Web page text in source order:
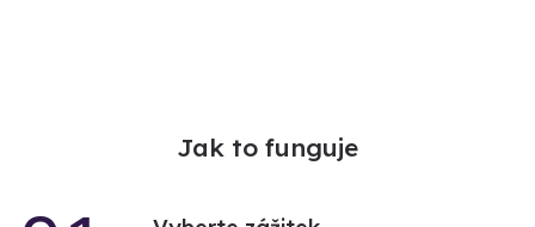
Jak to funguje